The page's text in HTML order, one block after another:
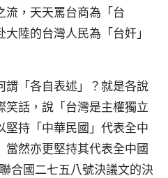
流，天天罵台商為「台
陸的台灣人民為「台奸」
謂「各自表述」？就是各說
話，說「台灣是主權獨立
堅持「中華民國」代表全中
當然亦更堅持其代表全中國
合國二七五八號決議文的決